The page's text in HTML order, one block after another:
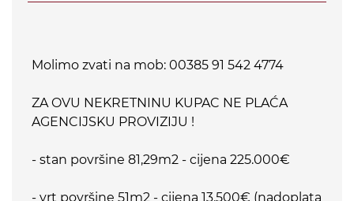
Molimo zvati na mob: 00385 91 542 4774
ZA OVU NEKRETNINU KUPAC NE PLAĆA
AGENCIJSKU PROVIZIJU !
- stan površine 81,29m2 - cijena 225.000€
- vrt površine 51m2 - cijena 13.500€ (nadoplata